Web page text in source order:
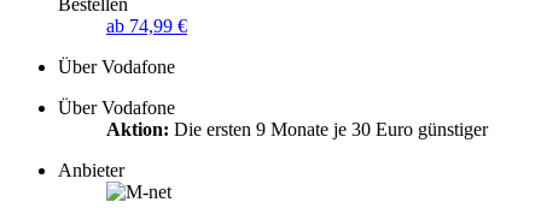
ab 74,99 €
Über Vodafone
Über Vodafone
Aktion: Die ersten 9 Monate je 30 Euro günstiger
Anbieter